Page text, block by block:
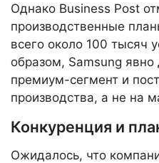
Однако Business Post
производственные
всего около 100 тысяч
образом, Samsung явно
премиум-сегмент и
производства, а не на
Конкуренция и
Ожидалось, что